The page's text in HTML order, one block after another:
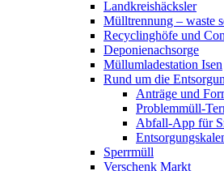
Landkreishäcksler
Mülltrennung – waste
Recyclinghöfe und
Deponienachsorge
Müllumladestation Isen
Rund um die
Anträge und
Problemmüll-
Abfall-App für
Sperrmüll
Verschenk Markt